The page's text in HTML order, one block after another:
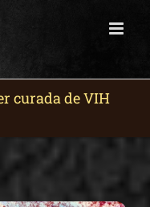
curada de VIH